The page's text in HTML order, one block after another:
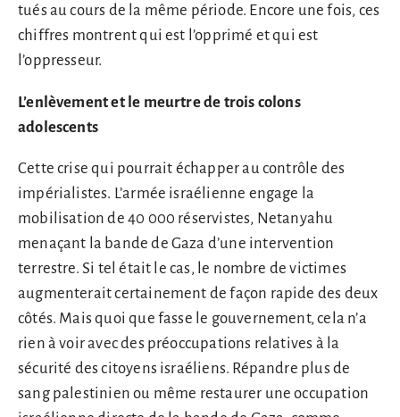
tués au cours de la même période. Encore une fois, ces
chiffres montrent qui est l’opprimé et qui est
l’oppresseur.
L’enlèvement et le meurtre de trois colons
adolescents
Cette crise qui pourrait échapper au contrôle des
impérialistes. L’armée israélienne engage la
mobilisation de 40 000 réservistes, Netanyahu
menaçant la bande de Gaza d’une intervention
terrestre. Si tel était le cas, le nombre de victimes
augmenterait certainement de façon rapide des deux
côtés. Mais quoi que fasse le gouvernement, cela n’a
rien à voir avec des préoccupations relatives à la
sécurité des citoyens israéliens. Répandre plus de
sang palestinien ou même restaurer une occupation